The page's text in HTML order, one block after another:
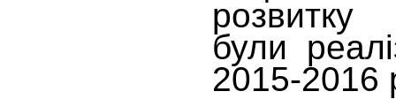
були
2015-2016